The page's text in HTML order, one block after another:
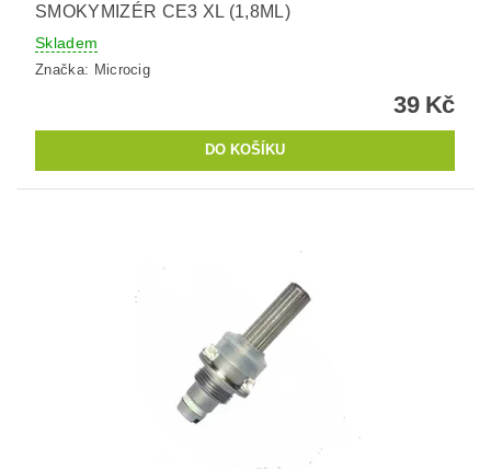
SMOKYMIZÉR CE3 XL (1,8ML)
Skladem
Značka: Microcig
39 Kč